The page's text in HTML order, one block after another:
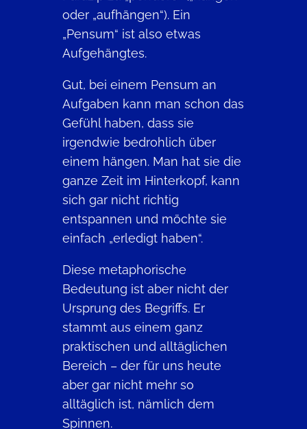
oder „aufhängen“). Ein
„Pensum“ ist also etwas
Aufgehängtes.
Gut, bei einem Pensum an
Aufgaben kann man schon das
Gefühl haben, dass sie
irgendwie bedrohlich über
einem hängen. Man hat sie die
ganze Zeit im Hinterkopf, kann
sich gar nicht richtig
entspannen und möchte sie
einfach „erledigt haben“.
Diese metaphorische
Bedeutung ist aber nicht der
Ursprung des Begriffs. Er
stammt aus einem ganz
praktischen und alltäglichen
Bereich – der für uns heute
aber gar nicht mehr so
alltäglich ist, nämlich dem
Spinnen.